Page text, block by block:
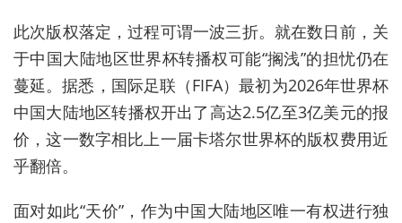
此次版权落定，过程可谓一波三折。就在数日前，关
于中国大陆地区世界杯转播权可能“搁浅”的担忧仍在
蔓延。据悉，国际足联（FIFA）最初为2026年世界杯
中国大陆地区转播权开出了高达2.5亿至3亿美元的报
价，这一数字相比上一届卡塔尔世界杯的版权费用近
乎翻倍。
面对如此“天价”，作为中国大陆地区唯一有权进行独